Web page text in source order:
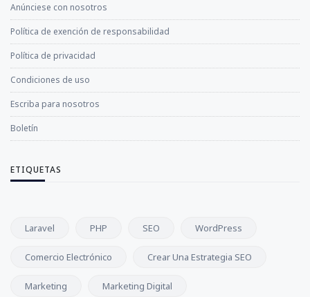
Anúnciese con nosotros
Política de exención de responsabilidad
Política de privacidad
Condiciones de uso
Escriba para nosotros
Boletín
ETIQUETAS
Laravel PHP SEO WordPress
Comercio Electrónico Crear Una Estrategia SEO
Marketing Marketing Digital